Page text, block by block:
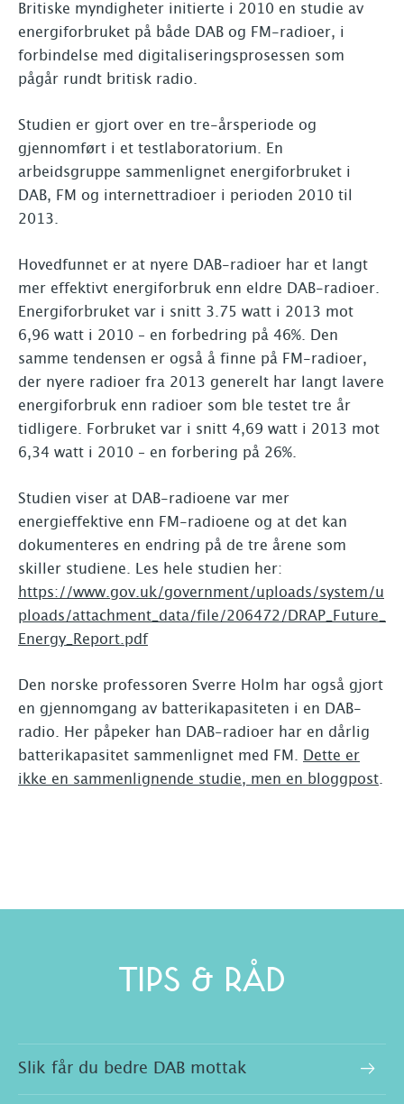
Britiske myndigheter initierte i 2010 en studie av
energiforbruket på både DAB og FM-radioer, i
forbindelse med digitaliseringsprosessen som
pågår rundt britisk radio.
Studien er gjort over en tre-årsperiode og
gjennomført i et testlaboratorium. En
arbeidsgruppe sammenlignet energiforbruket i
DAB, FM og internettradioer i perioden 2010 til
2013.
Hovedfunnet er at nyere DAB-radioer har et langt
mer effektivt energiforbruk enn eldre DAB-radioer.
Energiforbruket var i snitt 3.75 watt i 2013 mot
6,96 watt i 2010 – en forbedring på 46%. Den
samme tendensen er også å finne på FM-radioer,
der nyere radioer fra 2013 generelt har langt lavere
energiforbruk enn radioer som ble testet tre år
tidligere. Forbruket var i snitt 4,69 watt i 2013 mot
6,34 watt i 2010 – en forbering på 26%.
Studien viser at DAB-radioene var mer
energieffektive enn FM-radioene og at det kan
dokumenteres en endring på de tre årene som
skiller studiene. Les hele studien her:
https://www.gov.uk/government/uploads/system/u
ploads/attachment_data/file/206472/DRAP_Future_
Energy_Report.pdf
Den norske professoren Sverre Holm har også gjort
en gjennomgang av batterikapasiteten i en DAB-
radio. Her påpeker han DAB-radioer har en dårlig
batterikapasitet sammenlignet med FM.
Dette er
ikke en sammenlignende studie, men en bloggpost
TIPS & RÅD
Slik får du bedre DAB mottak